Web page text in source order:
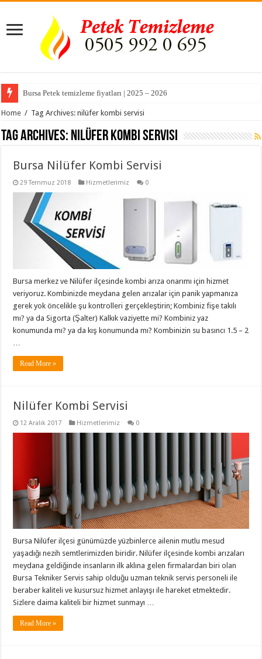
Bursa Petek temizleme fiyatları | 2025 – 2026
Home / Tag Archives: nilüfer kombi servisi
Tag Archives: nilüfer kombi servisi
Bursa Nilüfer Kombi Servisi
29 Temmuz 2018 Hizmetlerimiz 0
Bursa merkez ve Nilüfer ilçesinde kombi arıza onarımı için hizmet
veriyoruz. Kombinizde meydana gelen arızalar için panik yapmanıza
gerek yok öncelikle şu kontrolleri gerçekleştirin; Kombiniz fişe takılı
mı? ya da Sigorta (Şalter) Kalkık vaziyette mi? Kombiniz yaz
konumunda mı? ya da kış konumunda mı? Kombinizin su basıncı 1.5 – 2
…
Read More »
Nilüfer Kombi Servisi
12 Aralık 2017 Hizmetlerimiz 0
Bursa Nilüfer ilçesi günümüzde yüzbinlerce ailenin mutlu mesud
yaşadığı nezih semtlerimizden biridir. Nilüfer ilçesinde kombi arızaları
meydana geldiğinde insanların ilk aklına gelen firmalardan biri olan
Bursa Tekniker Servis sahip olduğu uzman teknik servis personeli ile
beraber kaliteli ve kusursuz hizmet anlayışı ile hareket etmektedir.
Sizlere daima kaliteli bir hizmet sunmayı …
Read More »